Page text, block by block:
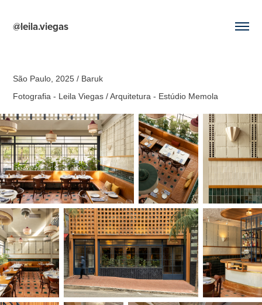
@leila.viegas
São Paulo, 2025 / Baruk
Fotografia - Leila Viegas / Arquitetura - Estúdio Memola